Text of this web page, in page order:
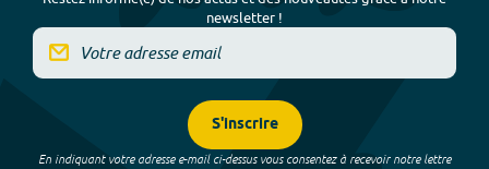
newsletter !
S'inscrire
En indiquant votre adresse e-mail ci-dessus vous consentez à recevoir notre lettre